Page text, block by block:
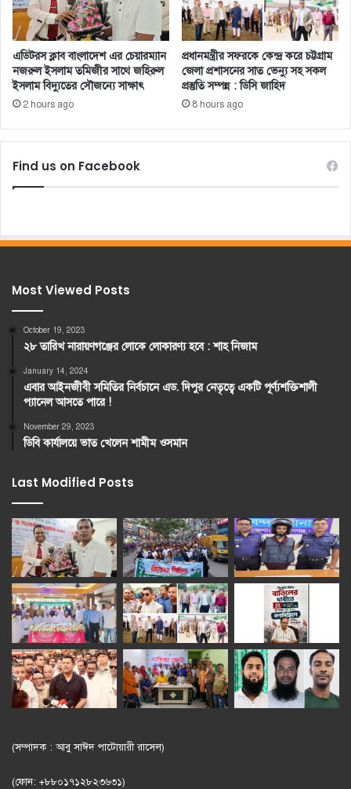
এডিটরস ক্লাব বাংলাদেশ এর চেয়ারম্যান
নজরুল ইসলাম তমিজীর সাথে জহিরুল
ইসলাম বিদ্যুতের সৌজন্যে সাক্ষাৎ
2 hours ago
প্রধানমন্ত্রীর সফরকে কেন্দ্র করে চট্টগ্রাম
জেলা প্রশাসনের সাত ভেন্যু সহ সকল
প্রস্তুতি সম্পন্ন : ডিসি জাহিদ
8 hours ago
Find us on Facebook
Most Viewed Posts
October 19, 2023
২৮ তারিখ নারায়ণগঞ্জের লোকে লোকারণ্য হবে : শাহ নিজাম
January 14, 2024
এবার আইনজীবী সমিতির নির্বচানে এড. দিপুর নেতৃত্বে একটি পূর্ণ্যশক্তিশালী
প্যানেল আসতে পারে !
November 29, 2023
ডিবি কার্যালয়ে ভাত খেলেন শামীম ওসমান
Last Modified Posts
(সম্পাদক : আবু সাঈদ পাটোয়ারী রাসেল)
(ফোন: +৮৮০১৭১২৮২৩৬৩১)